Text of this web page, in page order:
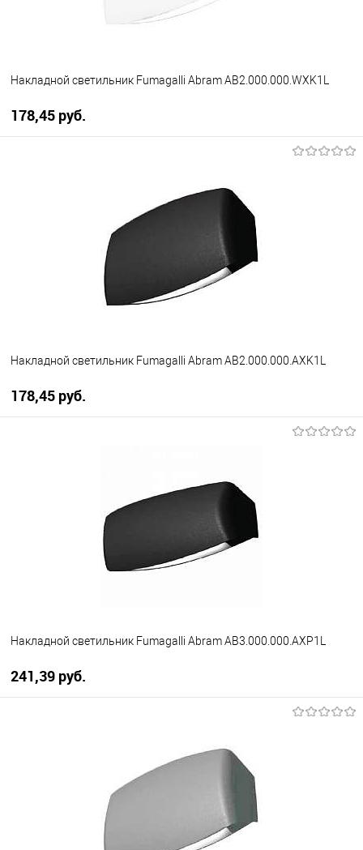
Накладной светильник Fumagalli Abram AB2.000.000.WXK1L
178,45 pуб.
Уточняйте наличие у
Накладной светильник Fumagalli Abram AB2.000.000.AXK1L
178,45 pуб.
Уточняйте наличие у
менеджера
Накладной светильник Fumagalli Abram AB3.000.000.AXP1L
241,39 pуб.
Уточняйте наличие у